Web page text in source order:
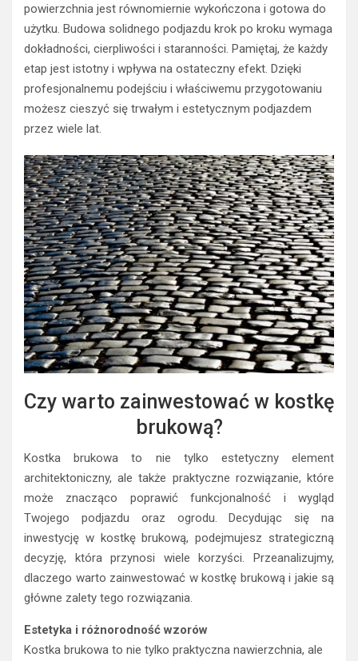
powierzchnia jest równomiernie wykończona i gotowa do
użytku. Budowa solidnego podjazdu krok po kroku wymaga
dokładności, cierpliwości i staranności. Pamiętaj, że każdy
etap jest istotny i wpływa na ostateczny efekt. Dzięki
profesjonalnemu podejściu i właściwemu przygotowaniu
możesz cieszyć się trwałym i estetycznym podjazdem
przez wiele lat.
Czy warto zainwestować w kostkę
brukową?
Kostka brukowa to nie tylko estetyczny element
architektoniczny, ale także praktyczne rozwiązanie, które
może znacząco poprawić funkcjonalność i wygląd
Twojego podjazdu oraz ogrodu. Decydując się na
inwestycję w kostkę brukową, podejmujesz strategiczną
decyzję, która przynosi wiele korzyści. Przeanalizujmy,
dlaczego warto zainwestować w kostkę brukową i jakie są
główne zalety tego rozwiązania.
Estetyka i różnorodność wzorów
Kostka brukowa to nie tylko praktyczna nawierzchnia, ale